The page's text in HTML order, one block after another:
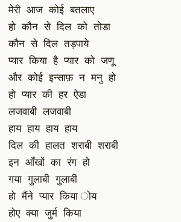
मेरी आज कोई बतलाए
हो कौन से दिल को तोडा
कौन से दिल तड़पाये
प्यार किया है प्यार को जणू
और कोई इन्साफ़ न मनु हो
हो प्यार की हर ऐडा
लजवाबी लजवाबी
हाय हाय हाय हाय
दिल की हालत शराबी शराबी
इन आँखों का रंग हो
गया गुलाबी गुलाबी
हो मैंने प्यार किया ोय
होए क्या जुर्म किया